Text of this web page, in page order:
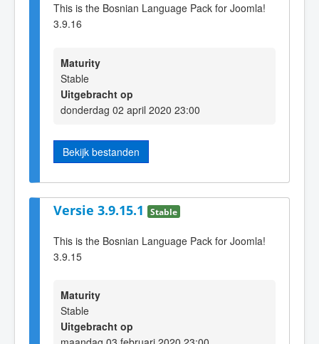
This is the Bosnian Language Pack for Joomla!
3.9.16
Maturity
Stable
Uitgebracht op
donderdag 02 april 2020 23:00
Bekijk bestanden
Versie 3.9.15.1 Stable
This is the Bosnian Language Pack for Joomla!
3.9.15
Maturity
Stable
Uitgebracht op